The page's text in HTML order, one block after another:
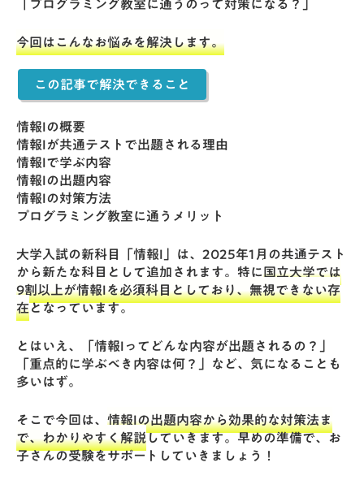
今回はこんなお悩みを解決します。
この記事で解決できること
情報Iの概要
情報Iが共通テストで出題される理由
情報Iで学ぶ内容
情報Iの出題内容
情報Iの対策方法
プログラミング教室に通うメリット
大学入試の新科目「情報I」は、2025年1月の共通テスト
から新たな科目として追加されます。特に国立大学では
9割以上が情報Iを必須科目としており、無視できない存
在となっています。
とはいえ、「情報Iってどんな内容が出題されるの？」
「重点的に学ぶべき内容は何？」など、気になることも
多いはず。
そこで今回は、 情報Iの出題内容から効果的な対策法ま
で、わかりやすく解説していきます。早めの準備で、お
子さんの受験をサポートしていきましょう！